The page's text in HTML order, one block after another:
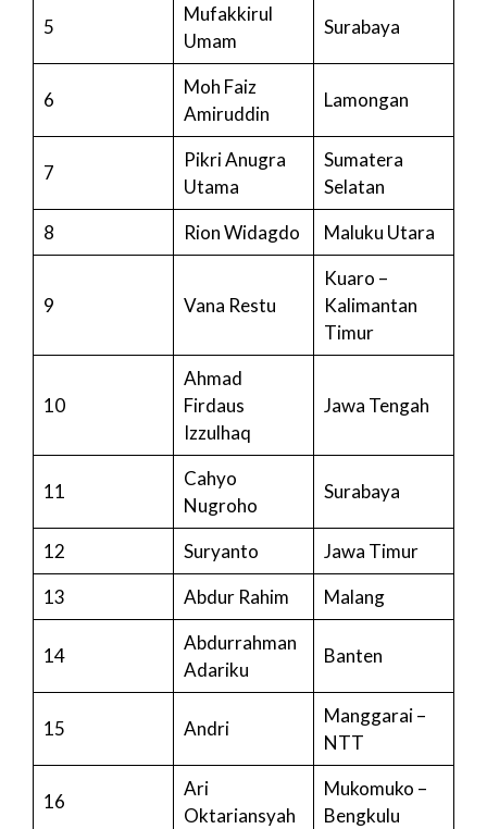
5
Mufakkirul
Umam
Surabaya
6
Moh Faiz
Amiruddin
Lamongan
7
Pikri Anugra
Utama
Sumatera
Selatan
8
Rion Widagdo Maluku Utara
9 Vana Restu
Kuaro –
Kalimantan
Timur
10
Ahmad
Firdaus
Izzulhaq
Jawa Tengah
11
Cahyo
Nugroho
Surabaya
12 Suryanto
Jawa Timur
13
Abdur Rahim Malang
14
Abdurrahman
Adariku
Banten
15 Andri
Manggarai –
NTT
16
Ari
Oktariansyah
Mukomuko –
Bengkulu